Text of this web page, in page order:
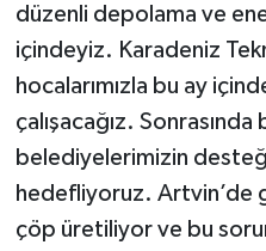
düzenli depolama ve
içindeyiz. Karadeniz
hocalarımızla bu ay
çalışacağız. Sonrasında
belediyelerimizin
hedefliyoruz. Artvin’de
çöp üretiliyor ve bu